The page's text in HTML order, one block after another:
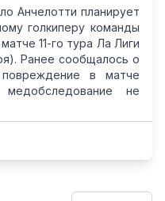
Анчелотти планирует
голкиперу команды
11-го тура Ла Лиги
Ранее сообщалось о
в матче
не